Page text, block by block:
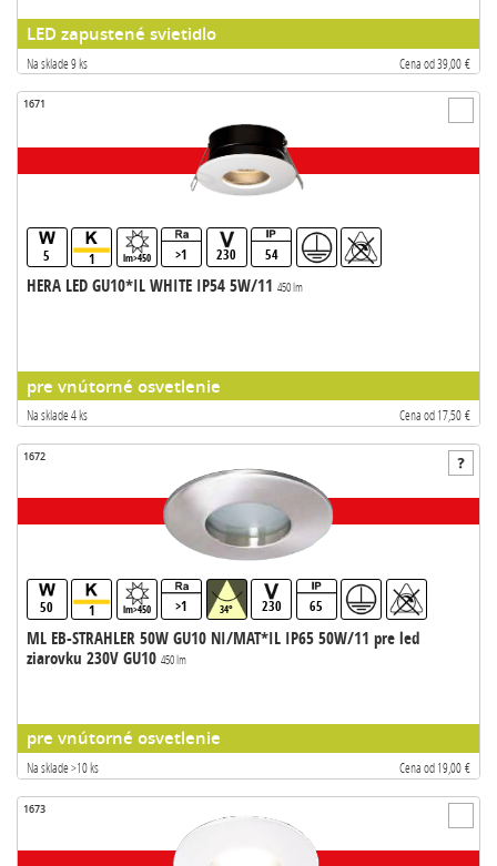
LED zapustené svietidlo
Na sklade 9 ks Cena od 39,00 €
1671
5 1 lm>450 >1 230 54
HERA LED GU10*IL WHITE IP54 5W/11 450 lm
pre vnútorné osvetlenie
Na sklade 4 ks Cena od 17,50 €
1672
50 1 lm>450 >1 34° 230 65
ML EB-STRAHLER 50W GU10 NI/MAT*IL IP65 50W/11 pre led
ziarovku 230V GU10 450 lm
pre vnútorné osvetlenie
Na sklade >10 ks Cena od 19,00 €
1673